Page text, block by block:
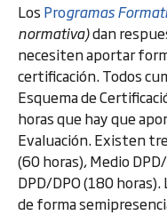
Los Programas
normativa)dan
necesiten aportar
certificación. Todos
Esquema de
horas que hay que
Evaluación. Existen
(60 horas), Medio
DPD/DPO (180
de forma